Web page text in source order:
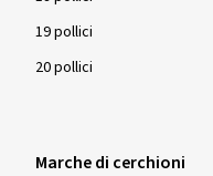
19 pollici
20 pollici
Marche di cerchioni